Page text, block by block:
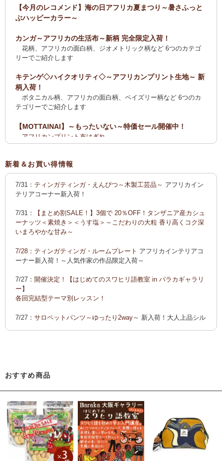
【今月のレコメンド】海の日アフリカ夏まつり～暑さふっと
ぶハッピーカラー～
カンガ～アフリカの生活布～新柄 完全限定入荷！
花柄、アフリカの面白柄、ジオメトリック柄など 6つのカテゴ
リーでご紹介します
キテンゲ◇ハイクオリティ◇～アフリカンプリント生地～ 新
柄入荷！
ボタニカル柄、アフリカの面白柄、ペイズリー柄など 6つのカ
テゴリーでご紹介します
【MOTTAINAI】～もったいない～特価セール開催中！
アフリカンプリント布はぎれ
ティンガティンガ・アート【会員様シークレットセール】ワケ
【全国送料無料サービス】タンザニア産コーヒー・紅茶・ス
パイス・デーツ・乳香・モリンガ・書籍
2025新刊！「アフリカのむかしばなし〈全3巻〉」
カンガ～アフリカの生活布～ 新柄入荷！〈大判復刻版〉入
荷！
花柄、アフリカの面白柄、ジオメトリック柄など5つのカテゴリ
カンガ 会員様お買い得！
カンガ 人気柄が限定数再入荷！
限
定生産記念カンガ 会員セール中！
「ポイントカーニバル」開催中
◆お買い上げ商品へのご感想をお送り下さると、お買い物に使
えるポイントプレゼント！詳しくは、
新着＆お買い得情報
7/31： ティンガティンガ・えんぴつ～木製工芸品～ アフリカイン
テリアコーナー新入荷！
7/31：
【まとめ割SALE！】3個で 20％OFF！タンザニア産カシュ
ーナッツ＜素焼き＞＜うす塩＞～こだわりの大粒 香り高くコク深
いまろやかな甘み～
7/28： ティンガティンガ・ルームプレート アフリカインテリアコ
ーナー新入荷！～人気作家の作品限定入荷～
7/27： 開催決定！【はじめてのスワヒリ語教室 in バラカギャラリ
ー】
各回完結型テーマ別レッスン！
7/27： サロペットパンツ～ゆったり2way～ 新入荷！大人上品シル
7/21：夏休み開催決定！【アフリカンワークショップ in バラカギ
ャラリー】
「ティンガティンガ・うちわ作り」 「ティンガティンガを描こ
う」
7/21：リバーシブルB4トートバッグ新入荷！
おすすめ商品